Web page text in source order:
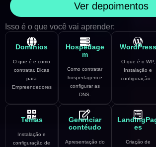
Ver depoimentos
Isso é o que você vai aprender:
Domínios
O que é e como
contratar. Dicas
para
Empreendedores
Hospedage
m
Como contratar
hospedagem e
configurar as
DNS.
WordPress
O que é o WP,
Instalação e
configuração...
Temas
Instalação e
configuração de
Gerenciar
contéudo
Apresentação do
es
Criação de